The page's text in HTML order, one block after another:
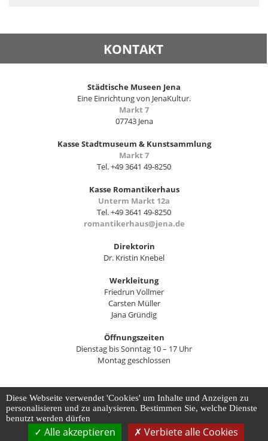
KONTAKT
Städtische Museen Jena
Eine Einrichtung von JenaKultur.
Markt 7
07743 Jena
Kasse Stadtmuseum & Kunstsammlung
Markt 7
Tel. +49 3641 49-8250
Kasse Romantikerhaus
Unterm Markt 12a
Tel. +49 3641 49-8250
romantikerhaus@jena.de
Direktorin
Dr. Kristin Knebel
Werkleitung
Friedrun Vollmer
Carsten Müller
Jana Gründig
Öffnungszeiten
Dienstag bis Sonntag 10 – 17 Uhr
Montag geschlossen
Kontakt Impressum Datenschutz
Barrierefreiheit
Datenschutz-Einstellungen anpassen
Diese Webseite verwendet 'Cookies' um Inhalte und Anzeigen zu
personalisieren und zu analysieren. Bestimmen Sie, welche Dienste
benutzt werden dürfen
Alle akzeptieren Verbiete alle Cookies